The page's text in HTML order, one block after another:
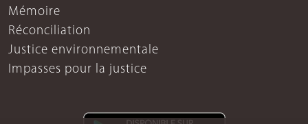
Mémoire
Réconciliation
Justice environnementale
Impasses pour la justice